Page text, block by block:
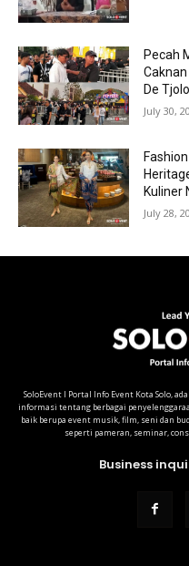
Pecah
De
July 30,
Kuliner
July 28,
SoloEvent I Portal Info Event Kota Solo,
informasi tentang berbagai
baik berupa event musik, film, seni dan
seperti pameran, seminar,
Business